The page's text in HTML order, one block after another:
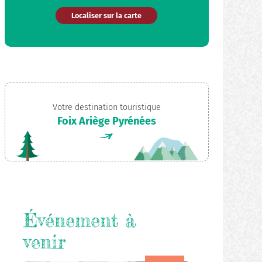
Localiser sur la carte
Votre destination touristique
Foix Ariège Pyrénées
Événement à
venir